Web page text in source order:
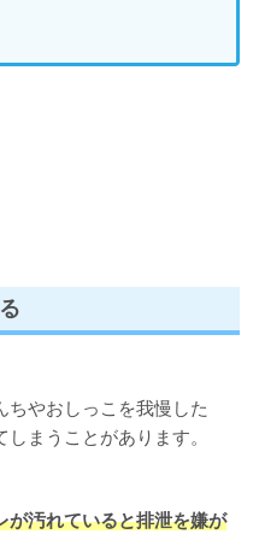
ちやおしっこを我慢した
まうことがあります。
が汚れていると排泄を嫌が